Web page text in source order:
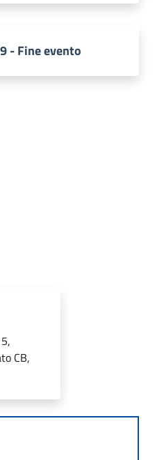
- Fine evento
CB,